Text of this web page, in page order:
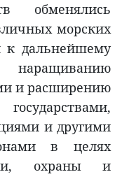
обменялись
морских
к дальнейшему
и расширению
и другими
в целях
охраны и